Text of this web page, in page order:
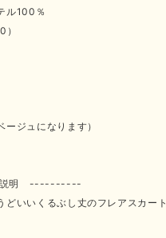
100％
ージュになります）
明 ----------
どいいくるぶし丈のフレアスカート